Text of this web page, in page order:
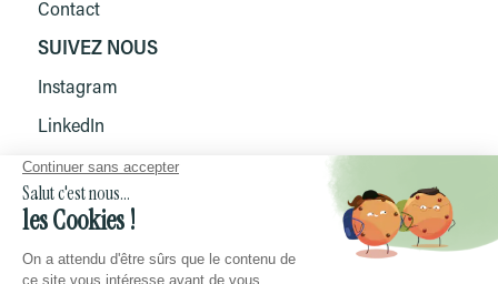
Contact
SUIVEZ NOUS
Instagram
LinkedIn
TikTok
Facebook